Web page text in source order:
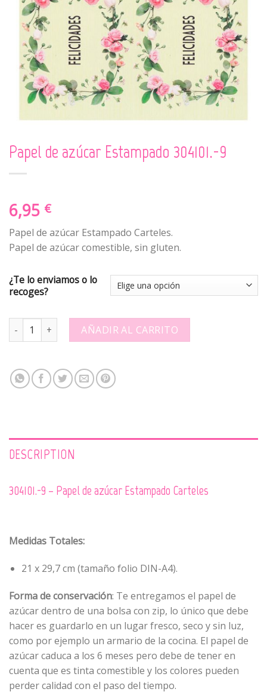
Papel de azúcar Estampado 304101.-9
6,95 €
Papel de azúcar Estampado Carteles.
Papel de azúcar comestible, sin gluten.
¿Te lo enviamos o lo
recoges?
Papel de azúcar Estampado 304101.-9 quantity
AÑADIR AL CARRITO
DESCRIPTION
304101.-9 – Papel de azúcar Estampado Carteles
Medidas Totales:
21 x 29,7 cm (tamaño folio DIN-A4).
Forma de conservación: Te entregamos el papel de
azúcar dentro de una bolsa con zip, lo único que debe
hacer es guardarlo en un lugar fresco, seco y sin luz,
como por ejemplo un armario de la cocina. El papel de
azúcar caduca a los 6 meses pero debe de tener en
cuenta que es tinta comestible y los colores pueden
perder calidad con el paso del tiempo.